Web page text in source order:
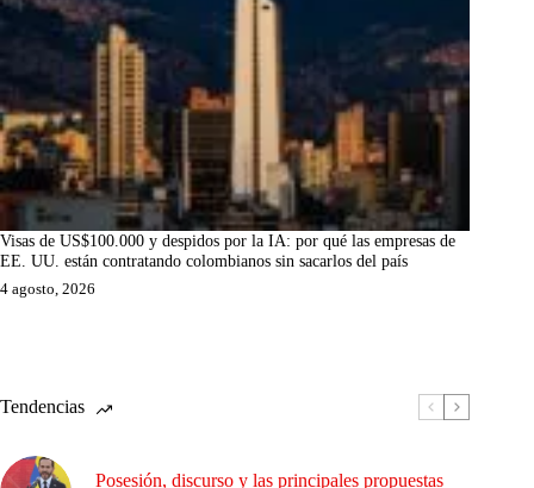
Visas de US$100.000 y despidos por la IA: por qué las empresas de
EE. UU. están contratando colombianos sin sacarlos del país
4 agosto, 2026
Tendencias
Posesión, discurso y las principales propuestas